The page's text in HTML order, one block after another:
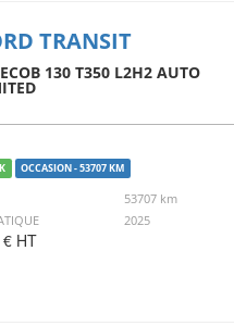
TRANSIT
130 T350 L2H2 AUTO
OCCASION - 53707 KM
53707 km
2025
HT